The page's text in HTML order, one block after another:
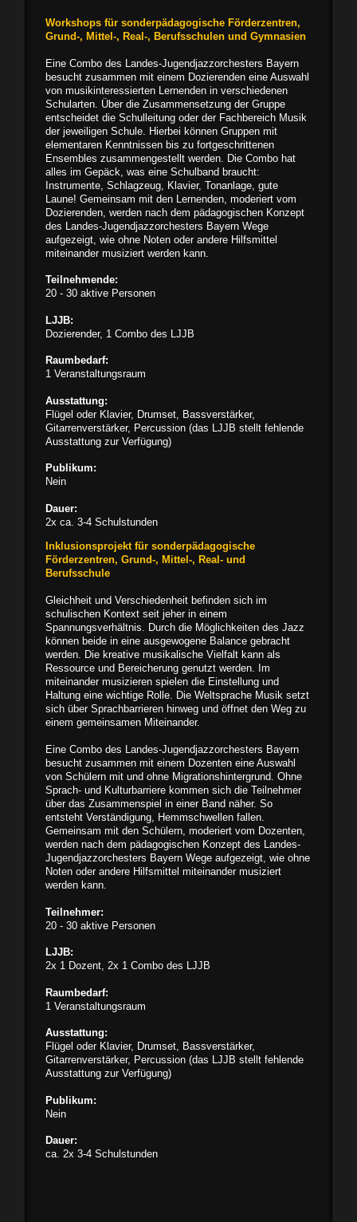
Workshops für sonderpädagogische Förderzentren,
Grund-, Mittel-, Real-, Berufsschulen und Gymnasien
Eine Combo des Landes-Jugendjazzorchesters Bayern
besucht zusammen mit einem Dozierenden eine Auswahl
von musikinteressierten Lernenden in verschiedenen
Schularten. Über die Zusammensetzung der Gruppe
entscheidet die Schulleitung oder der Fachbereich Musik
der jeweiligen Schule. Hierbei können Gruppen mit
elementaren Kenntnissen bis zu fortgeschrittenen
Ensembles zusammengestellt werden. Die Combo hat
alles im Gepäck, was eine Schulband braucht:
Instrumente, Schlagzeug, Klavier, Tonanlage, gute
Laune! Gemeinsam mit den Lernenden, moderiert vom
Dozierenden, werden nach dem pädagogischen Konzept
des Landes-Jugendjazzorchesters Bayern Wege
aufgezeigt, wie ohne Noten oder andere Hilfsmittel
miteinander musiziert werden kann.
Teilnehmende:
20 - 30 aktive Personen
LJJB:
Dozierender, 1 Combo des LJJB
Raumbedarf:
1 Veranstaltungsraum
Ausstattung:
Flügel oder Klavier, Drumset, Bassverstärker,
Gitarrenverstärker, Percussion (das LJJB stellt fehlende
Ausstattung zur Verfügung)
Publikum:
Nein
Dauer:
2x ca. 3-4 Schulstunden
Inklusionsprojekt für sonderpädagogische
Förderzentren, Grund-, Mittel-, Real- und
Berufsschule
Gleichheit und Verschiedenheit befinden sich im
schulischen Kontext seit jeher in einem
Spannungsverhältnis. Durch die Möglichkeiten des Jazz
können beide in eine ausgewogene Balance gebracht
werden. Die kreative musikalische Vielfalt kann als
Ressource und Bereicherung genutzt werden. Im
miteinander musizieren spielen die Einstellung und
Haltung eine wichtige Rolle. Die Weltsprache Musik setzt
sich über Sprachbarrieren hinweg und öffnet den Weg zu
einem gemeinsamen Miteinander.
Eine Combo des Landes-Jugendjazzorchesters Bayern
besucht zusammen mit einem Dozenten eine Auswahl
von Schülern mit und ohne Migrationshintergrund. Ohne
Sprach- und Kulturbarriere kommen sich die Teilnehmer
über das Zusammenspiel in einer Band näher. So
entsteht Verständigung, Hemmschwellen fallen.
Gemeinsam mit den Schülern, moderiert vom Dozenten,
werden nach dem pädagogischen Konzept des Landes-
Jugendjazzorchesters Bayern Wege aufgezeigt, wie ohne
Noten oder andere Hilfsmittel miteinander musiziert
werden kann.
Teilnehmer:
20 - 30 aktive Personen
LJJB:
2x 1 Dozent, 2x 1 Combo des LJJB
Raumbedarf:
1 Veranstaltungsraum
Ausstattung:
Flügel oder Klavier, Drumset, Bassverstärker,
Gitarrenverstärker, Percussion (das LJJB stellt fehlende
Ausstattung zur Verfügung)
Publikum:
Nein
Dauer:
ca. 2x 3-4 Schulstunden